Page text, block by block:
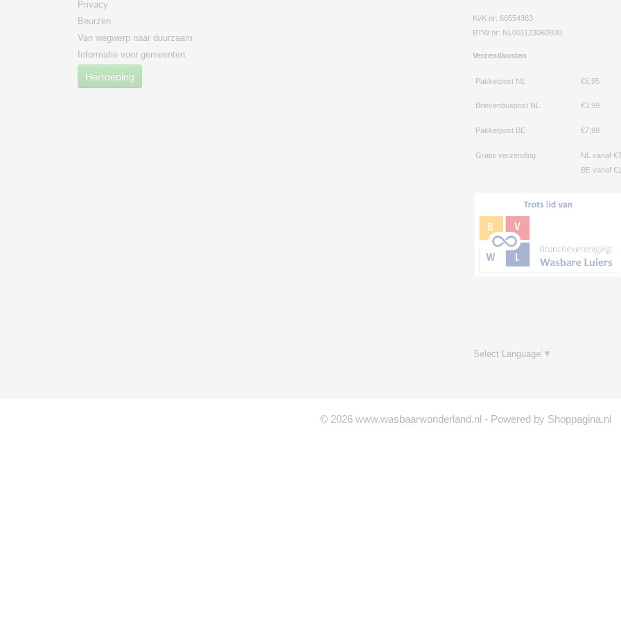
Privacy
Beurzen
Van wegwerp naar duurzaam
Informatie voor gemeenten
Herroeping
KvK nr: 60554363
BTW nr: NL001123060B30
Verzendkosten
Pakketpost NL €5,95
Brievenbuspost NL €3,99
Pakketpost BE €7,99
Gratis verzending
NL vanaf
BE vanaf
Select Language ▼
© 2026 www.wasbaarwonderland.nl - Powered by Shoppagina.nl